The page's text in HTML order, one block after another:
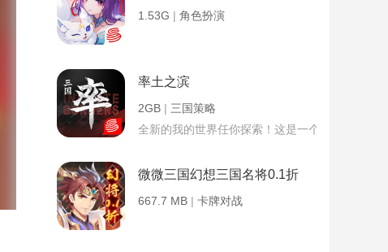
1.53G | 角色扮演
率土之滨
2GB | 三国策略
全新的我的世界任你探索！这是一个小提示字段。
微微三国幻想三国名将0.1折
667.7 MB | 卡牌对战